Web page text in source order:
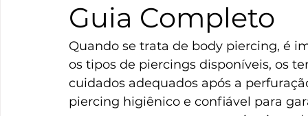
Guia Completo
Quando se trata de body piercing, é
os tipos de piercings disponíveis, os
cuidados adequados após a
piercing higiênico e confiável para